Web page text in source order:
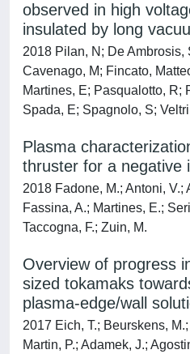
observed in high
insulated by long
2018 Pilan, N; De Ambrosis,
Cavenago, M; Fincato,
Martines, E; Pasqualotto, R;
Spada, E; Spagnolo, S;
Plasma
thruster for a negative
2018 Fadone, M.; Antoni, V.;
Fassina, A.; Martines, E.;
Taccogna, F.; Zuin, M.
Overview of progress
sized tokamaks
plasma-edge/wall
2017 Eich, T.; Beurskens,
Martin, P.; Adamek, J.;